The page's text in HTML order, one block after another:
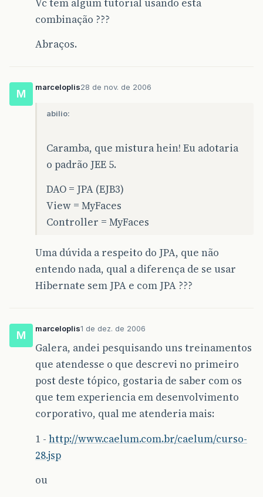
combinação ???
Abraços.
M
marceloplis28 de nov. de 2006
abilio:
Caramba, que mistura hein! Eu adotaria
o padrão JEE 5.
DAO = JPA (EJB3)
View = MyFaces
Controller = MyFaces
Uma dúvida a respeito do JPA, que não
entendo nada, qual a diferença de se usar
Hibernate sem JPA e com JPA ???
M
marceloplis1 de dez. de 2006
Galera, andei pesquisando uns treinamentos
que atendesse o que descrevi no primeiro
post deste tópico, gostaria de saber com os
que tem experiencia em desenvolvimento
corporativo, qual me atenderia mais:
1 - http://www.caelum.com.br/caelum/curso-
28.jsp
ou